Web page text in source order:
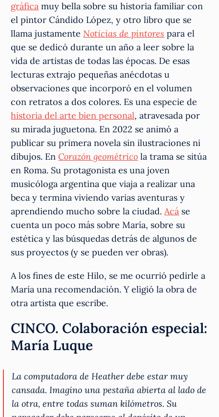
gráfica muy bella sobre su historia familiar con
el pintor Cándido López, y otro libro que se
llama justamente Noticias de pintores para el
que se dedicó durante un año a leer sobre la
vida de artistas de todas las épocas. De esas
lecturas extrajo pequeñas anécdotas u
observaciones que incorporó en el volumen
con retratos a dos colores. Es una especie de
historia del arte bien personal, atravesada por
su mirada juguetona. En 2022 se animó a
publicar su primera novela sin ilustraciones ni
dibujos. En Corazón geométrico la trama se sitúa
en Roma. Su protagonista es una joven
musicóloga argentina que viaja a realizar una
beca y termina viviendo varias aventuras y
aprendiendo mucho sobre la ciudad.Acá se
cuenta un poco más sobre María, sobre su
estética y las búsquedas detrás de algunos de
sus proyectos (y se pueden ver obras).
A los fines de este Hilo, se me ocurrió pedirle a
María una recomendación. Y eligió la obra de
otra artista que escribe.
CINCO. Colaboración especial:
María Luque
La computadora de Heather debe estar muy
cansada. Imagino una pestaña abierta al lado de
la otra, entre todas suman kilómetros. Su